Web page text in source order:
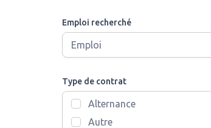
Emploi recherché
Type de contrat
Alternance
Autre